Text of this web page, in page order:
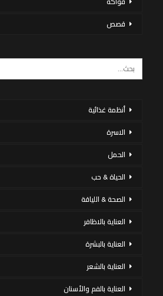
قصص
أنظمة غذائية
الاسرة
الحمل
الحياة & حب
الصحة & اللياقة
العناية بالاظافر
العناية بالبشرة
العناية بالشعر
العناية بالفم والأسنان